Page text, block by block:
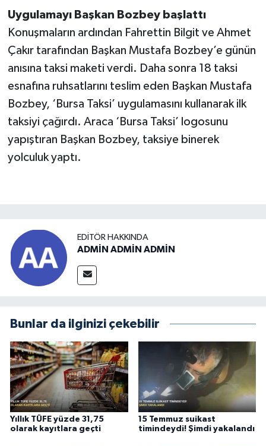
Uygulamayı Başkan Bozbey başlattı
Konuşmaların ardından Fahrettin Bilgit ve Ahmet
Çakır tarafından Başkan Mustafa Bozbey’e günün
anısına taksi maketi verdi. Daha sonra 18 taksi
esnafına ruhsatlarını teslim eden Başkan Mustafa
Bozbey, ‘Bursa Taksi’ uygulamasını kullanarak ilk
taksiyi çağırdı. Araca ‘Bursa Taksi’ logosunu
yapıştıran Başkan Bozbey, taksiye binerek
yolculuk yaptı.
EDITÖR HAKKINDA
ADMİN ADMİN ADMİN
Bunlar da ilginizi çekebilir
Yıllık TÜFE yüzde 31,75
olarak kayıtlara geçti
15 Temmuz suikast
timindeydi! Şimdi yakalandı